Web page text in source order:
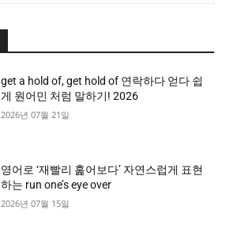
get a hold of, get hold of 연락하다 얻다 쉽
게 원어민 처럼 말하기! 2026
2026년 07월 21일
영어로 ‘재빨리 훑어보다’ 자연스럽게 표현
하는 run one’s eye over
2026년 07월 15일